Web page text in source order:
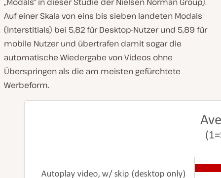
Auf einer Skala von eins bis sieben landeten Modals
(Interstitials) bei 5,82 für Desktop-Nutzer und 5,89 für
mobile Nutzer und übertrafen damit sogar die
automatische Wiedergabe von Videos ohne
Überspringen als die am meisten gefürchtete
Werbeform.